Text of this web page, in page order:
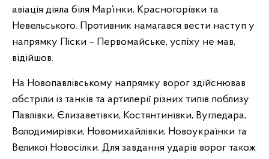
авіація діяла біля Мар’їнки, Красногорівки та
Невельського. Противник намагався вести наступ у
напрямку Піски – Первомайське, успіху не мав,
відійшов.
На Новопавлівському напрямку ворог здійснював
обстріли із танків та артилерії різних типів поблизу
Павлівки, Єлизаветівки, Костянтинівки, Вугледара,
Володимирівки, Новомихайлівки, Новоукраїнки та
Великої Новосілки. Для завдання ударів ворог також